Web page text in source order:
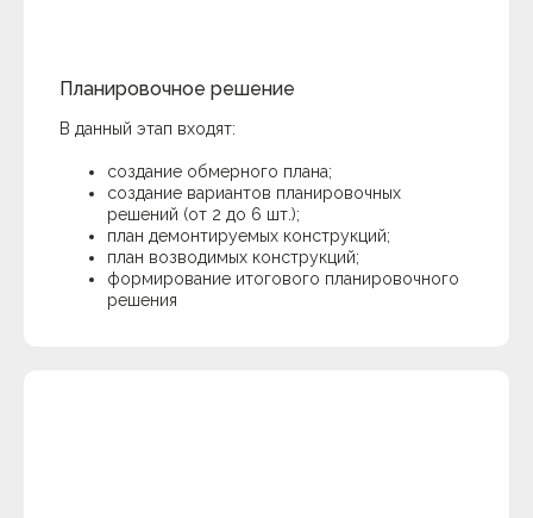
Планировочное решение
В данный этап входят:
создание обмерного плана;
создание вариантов планировочных
решений (от 2 до 6 шт.);
план демонтируемых конструкций;
план возводимых конструкций;
формирование итогового планировочного
решения